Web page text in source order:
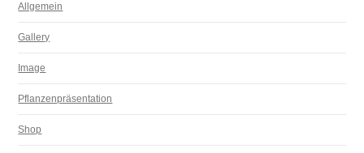
Allgemein
Gallery
Image
Pflanzenpräsentation
Shop